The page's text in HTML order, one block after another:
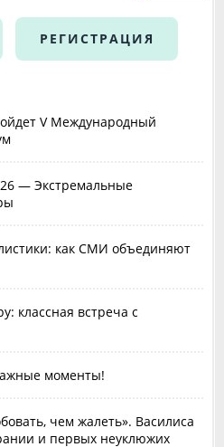
РЕГИСТРАЦИЯ
V Международный
— Экстремальные
как СМИ объединяют
классная встреча с
моменты!
чем жалеть». Василиса
и первых неуклюжих